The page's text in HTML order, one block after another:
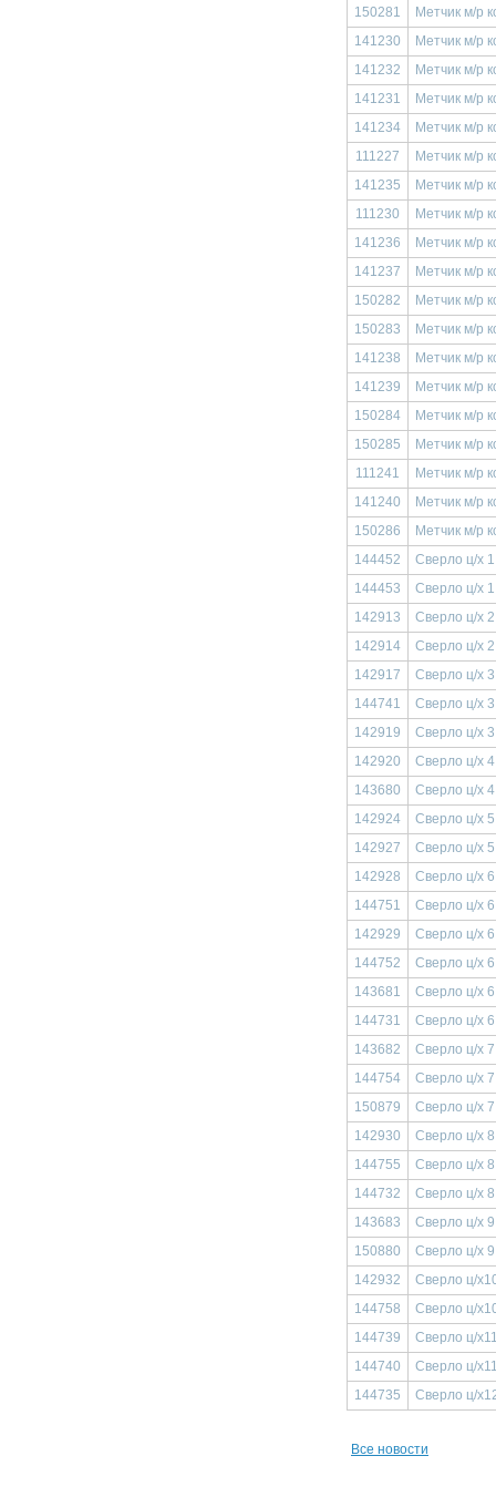
150281
Метчик м/р
141230
Метчик м/р
141232
Метчик м/р
141231
Метчик м/р
141234
Метчик м/р
111227
Метчик м/р
141235
Метчик м/р
111230
Метчик м/р
141236
Метчик м/р
141237
Метчик м/р
150282
Метчик м/р
150283
Метчик м/р
141238
Метчик м/р
141239
Метчик м/р
150284
Метчик м/р
150285
Метчик м/р
111241
Метчик м/р
141240
Метчик м/р
150286
Метчик м/р
144452
Сверло ц/х
144453
Сверло ц/х
142913
Сверло ц/х
142914
Сверло ц/х
142917
Сверло ц/х
144741
Сверло ц/х
142919
Сверло ц/х
142920
Сверло ц/х
143680
Сверло ц/х
142924
Сверло ц/х
142927
Сверло ц/х
142928
Сверло ц/х
144751
Сверло ц/х
142929
Сверло ц/х
144752
Сверло ц/х
143681
Сверло ц/х
144731
Сверло ц/х
143682
Сверло ц/х
144754
Сверло ц/х
150879
Сверло ц/х
142930
Сверло ц/х
144755
Сверло ц/х
144732
Сверло ц/х
143683
Сверло ц/х
150880
Сверло ц/х
142932
Сверло ц/
144758
Сверло ц/
144739
Сверло ц/
144740
Сверло ц/
144735
Сверло ц/
Все новости